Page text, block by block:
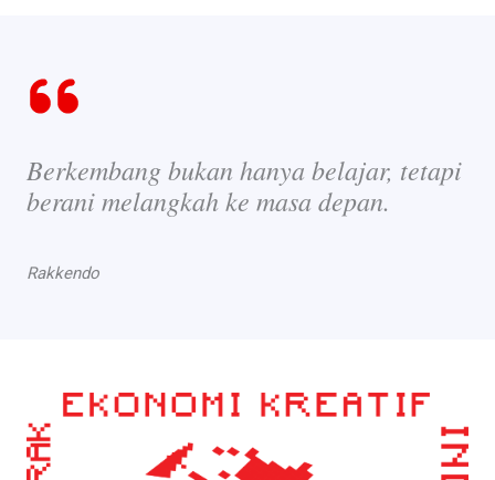
Berkembang bukan hanya belajar, tetapi
berani melangkah ke masa depan.
Rakkendo